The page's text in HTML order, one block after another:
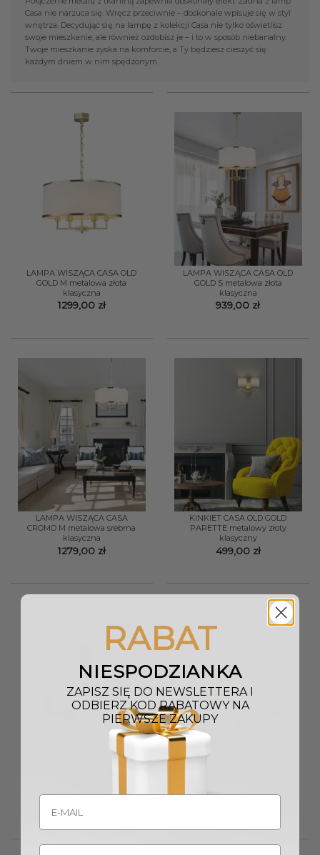
Casa nie narzuca się. Wręcz przeciwnie – doskonale wpisuje się w styl
wnętrza. Decydując się na lampę z kolekcji Casa nie tylko oświetlisz
swoje mieszkanie, ale również ozdobisz je – i to w sposób niebanalny.
Twoje mieszkanie zyska na komforcie, a Ty będziesz cieszyć się
każdym dniem w nim spędzonym.
LAMPA WISZĄCA CASA OLD
GOLD M metalowa złota
klasyczna
1299,00 zł
LAMPA WISZĄCA CASA OLD
GOLD S metalowa złota
klasyczna
939,00 zł
LAMPA WISZĄCA CASA
CROMO M metalowa srebrna
klasyczna
1279,00 zł
KINKIET CASA OLD GOLD
PARETTE metalowy złoty
klasyczny
499,00 zł
469,00zł 939,00zł
RABAT
NIESPODZIANKA
ZAPISZ SIĘ DO NEWSLETTERA I
ODBIERZ KOD RABATOWY NA
PIERWSZE ZAKUPY